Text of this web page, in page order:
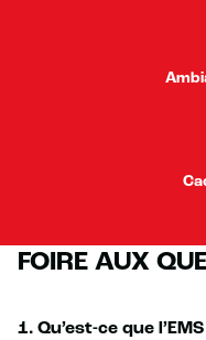
FOIRE AUX
1. Qu’est-ce que